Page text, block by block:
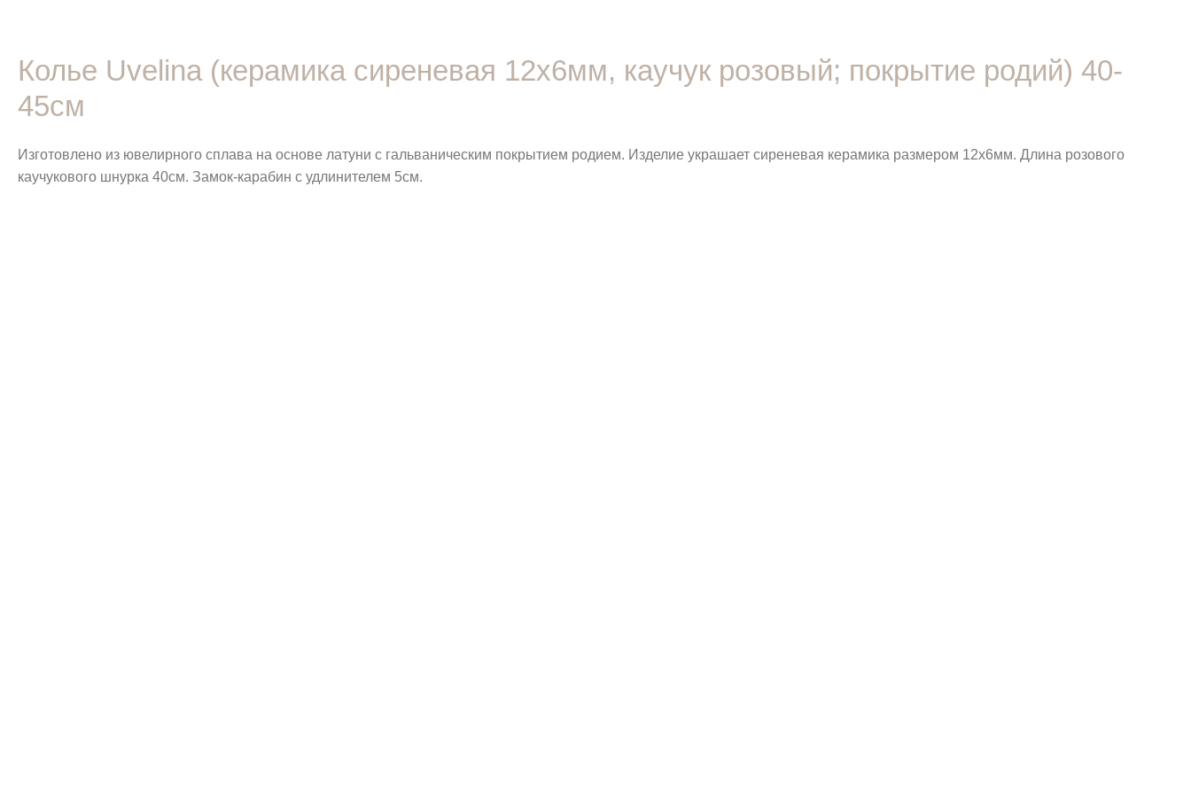
Колье Uvelina (керамика сиреневая 12х6мм, каучук розовый; покрытие родий) 40-
45см
Изготовлено из ювелирного сплава на основе латуни с гальваническим покрытием родием. Изделие украшает сиреневая керамика размером 12х6мм. Длина розового
каучукового шнурка 40см. Замок-карабин с удлинителем 5см.